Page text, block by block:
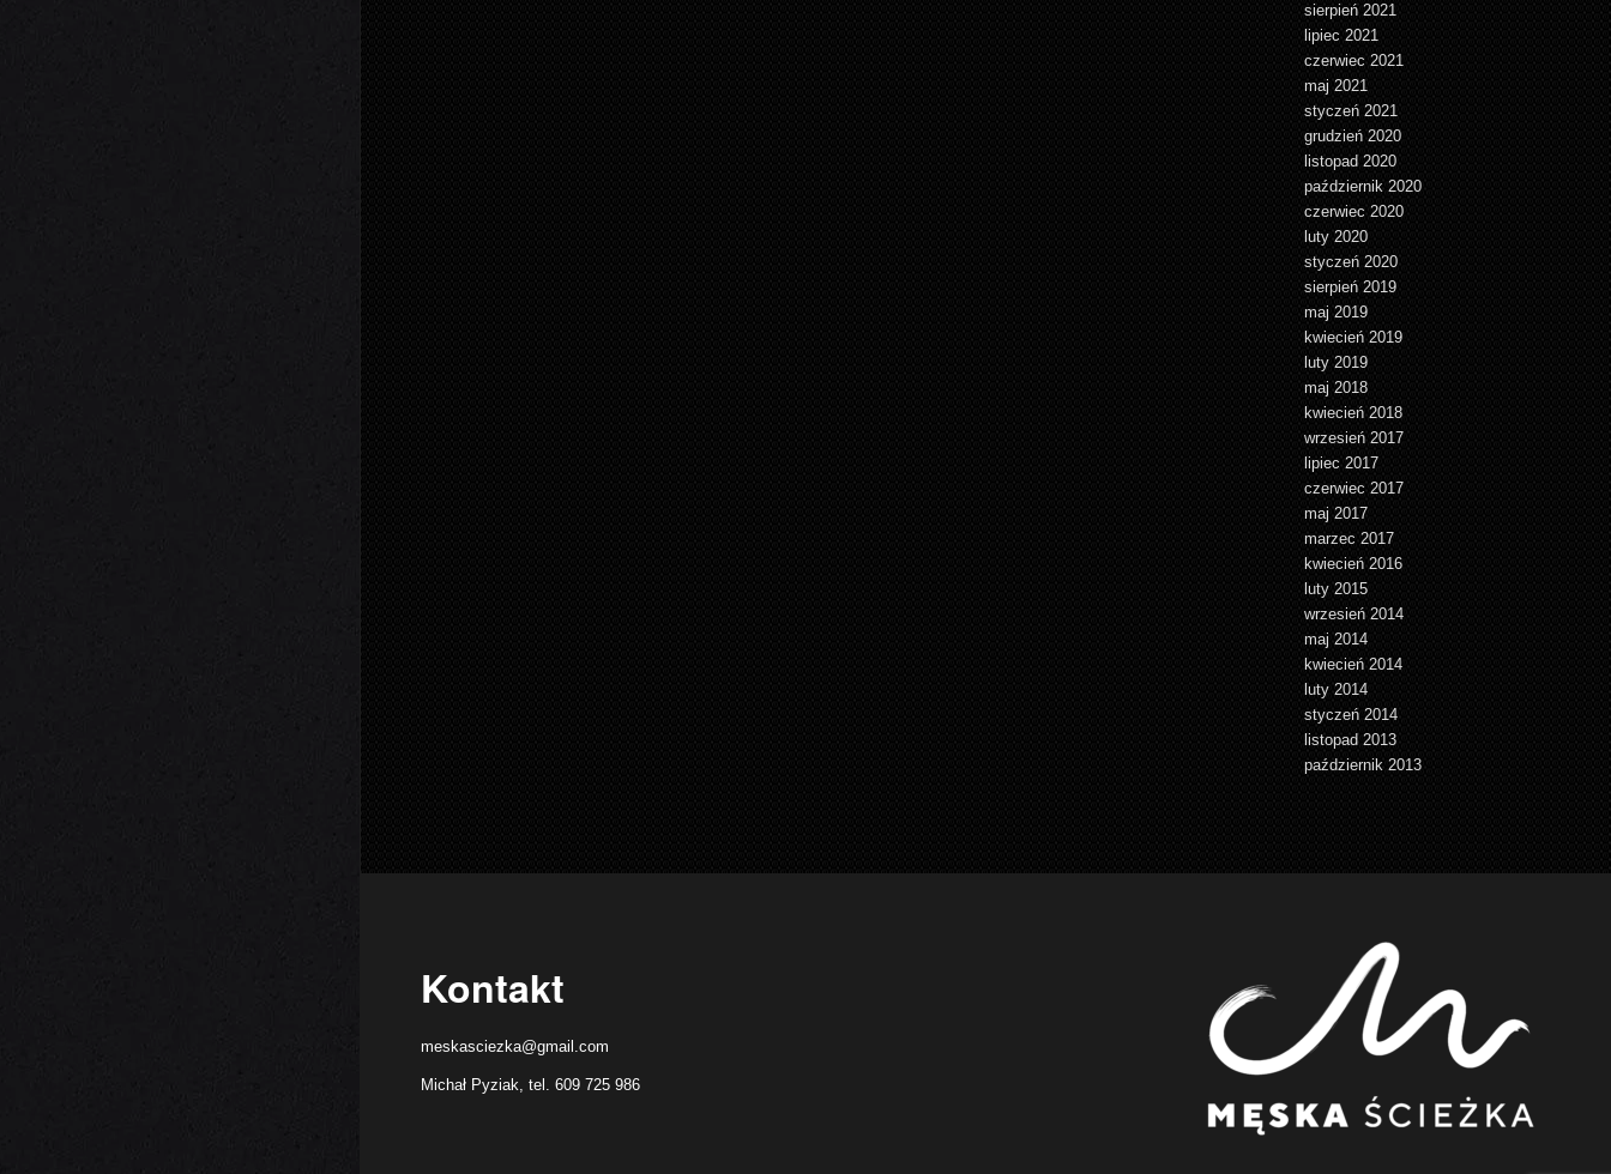
sierpień 2021
lipiec 2021
czerwiec 2021
maj 2021
styczeń 2021
grudzień 2020
listopad 2020
październik 2020
czerwiec 2020
luty 2020
styczeń 2020
sierpień 2019
maj 2019
kwiecień 2019
luty 2019
maj 2018
kwiecień 2018
wrzesień 2017
lipiec 2017
czerwiec 2017
maj 2017
marzec 2017
kwiecień 2016
luty 2015
wrzesień 2014
maj 2014
kwiecień 2014
luty 2014
styczeń 2014
listopad 2013
październik 2013
Kontakt
meskasciezka@gmail.com
Michał Pyziak, tel. 609 725 986